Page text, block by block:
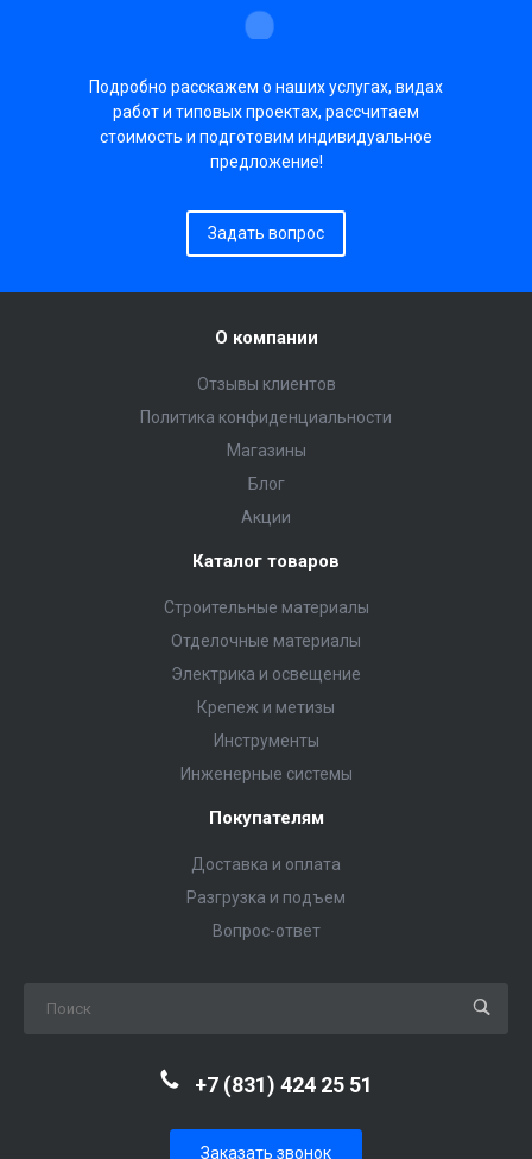
Подробно расскажем о наших услугах, видах
работ и типовых проектах, рассчитаем
стоимость и подготовим индивидуальное
предложение!
Задать вопрос
О компании
Отзывы клиентов
Политика конфиденциальности
Магазины
Блог
Акции
Каталог товаров
Строительные материалы
Отделочные материалы
Электрика и освещение
Крепеж и метизы
Инструменты
Инженерные системы
Покупателям
Доставка и оплата
Разгрузка и подъем
Вопрос-ответ
+7 (831) 424 25 51
Заказать звонок